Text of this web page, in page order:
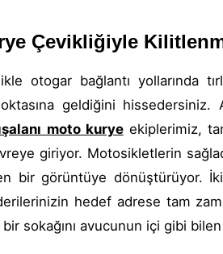
Çevikliğiyle
otogar bağlantı yollarında
geldiğini
moto kuryeekiplerimiz,
giriyor. Motosikletlerin
bir görüntüye dönüştürüyor.
hedef adrese tam
sokağını avucunun içi gibi